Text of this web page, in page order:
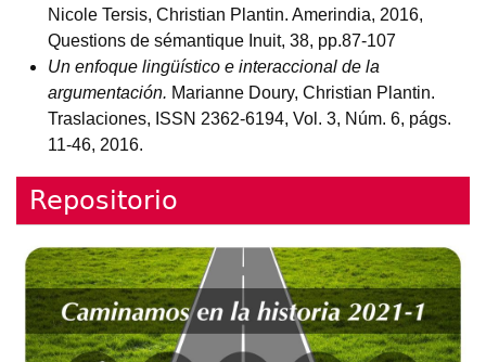
Nicole Tersis, Christian Plantin. Amerindia, 2016,
Questions de sémantique Inuit, 38, pp.87-107
Un enfoque lingüístico e interaccional de la
argumentación. Marianne Doury, Christian Plantin.
Traslaciones, ISSN 2362-6194, Vol. 3, Núm. 6, págs.
11-46, 2016.
Repositorio